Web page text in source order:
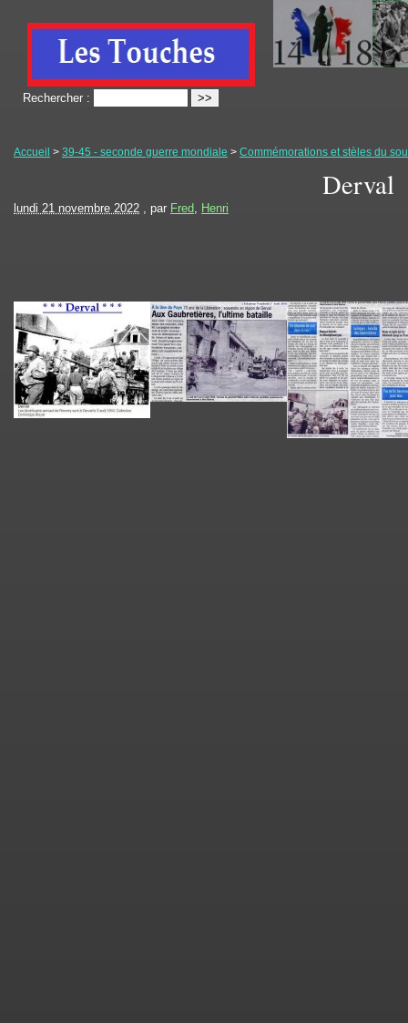
Rechercher :
Accueil > 39-45 - seconde guerre mondiale > Commémorations et stèles du
Derval
lundi 21 novembre 2022 , par Fred, Henri